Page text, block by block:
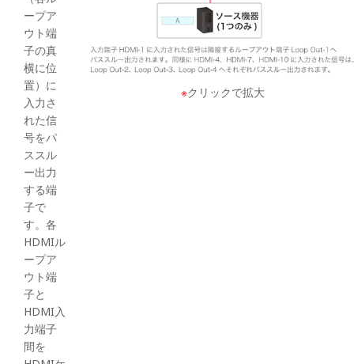
ープア
ウト端
子の真
横に位
置）に
入力さ
れた信
号をパ
ススル
ー出力
する端
子で
す。各
HDMIル
ープア
ウト端
子と
HDMI入
力端子
間を
※クリックで拡大